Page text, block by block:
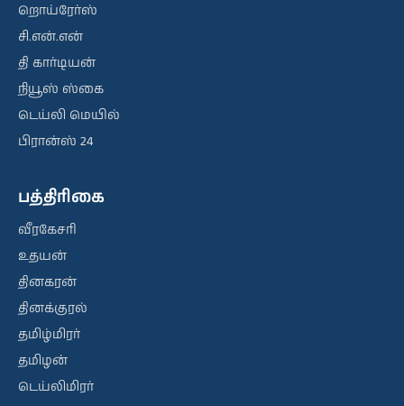
றொய்ரேர்ஸ்
சி.என்.என்
தி கார்டியன்
நியூஸ் ஸ்கை
டெய்லி மெயில்
பிரான்ஸ் 24
பத்திரிகை
வீரகேசரி
உதயன்
தினகரன்
தினக்குரல்
தமிழ்மிரர்
தமிழன்
டெய்லிமிரர்